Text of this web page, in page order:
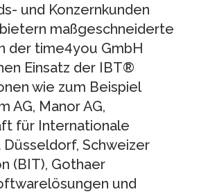
und Konzernkunden
maßgeschneiderte
der time4you GmbH
Einsatz der IBT®
wie zum Beispiel
AG, Manor AG,
für Internationale
Schweizer
(BIT), Gothaer
und